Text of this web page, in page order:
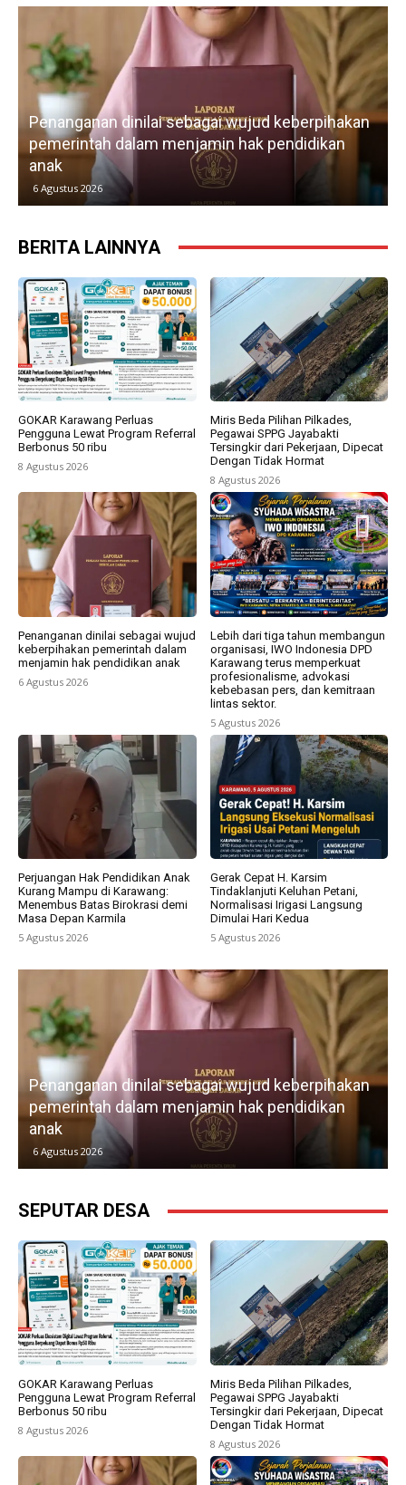
Penanganan dinilai sebagai wujud keberpihakan
pemerintah dalam menjamin hak pendidikan
anak
6 Agustus 2026
BERITA LAINNYA
GOKAR Karawang Perluas
Pengguna Lewat Program Referral
Berbonus 50 ribu
8 Agustus 2026
Miris Beda Pilihan Pilkades,
Pegawai SPPG Jayabakti
Tersingkir dari Pekerjaan, Dipecat
Dengan Tidak Hormat
8 Agustus 2026
Penanganan dinilai sebagai wujud
keberpihakan pemerintah dalam
menjamin hak pendidikan anak
6 Agustus 2026
Lebih dari tiga tahun membangun
organisasi, IWO Indonesia DPD
Karawang terus memperkuat
profesionalisme, advokasi
kebebasan pers, dan kemitraan
lintas sektor.
5 Agustus 2026
Perjuangan Hak Pendidikan Anak
Kurang Mampu di Karawang:
Menembus Batas Birokrasi demi
Masa Depan Karmila
5 Agustus 2026
Gerak Cepat H. Karsim
Tindaklanjuti Keluhan Petani,
Normalisasi Irigasi Langsung
Dimulai Hari Kedua
5 Agustus 2026
Penanganan dinilai sebagai wujud keberpihakan
pemerintah dalam menjamin hak pendidikan
anak
6 Agustus 2026
SEPUTAR DESA
GOKAR Karawang Perluas
Pengguna Lewat Program Referral
Berbonus 50 ribu
8 Agustus 2026
Miris Beda Pilihan Pilkades,
Pegawai SPPG Jayabakti
Tersingkir dari Pekerjaan, Dipecat
Dengan Tidak Hormat
8 Agustus 2026